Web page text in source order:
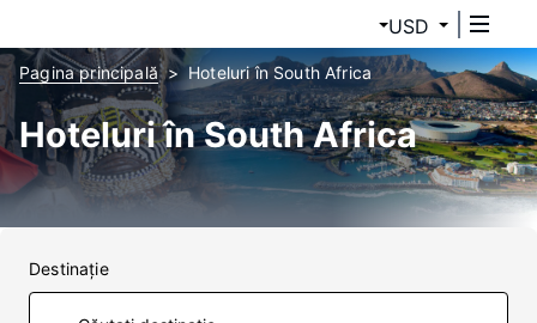
USD
Pagina principală Hoteluri în South Africa
Hoteluri în South Africa
Destinaţie